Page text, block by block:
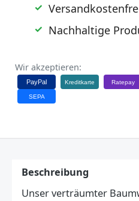
Nachhaltige
Wir akzeptieren:
PayPal Kreditkarte Ratepay
SEPA
Beschreibung
Unser verträumter